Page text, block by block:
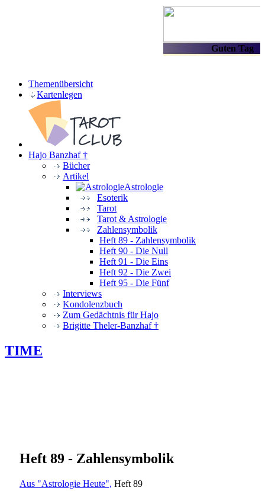
Themenübersicht
Kartenlegen
Hajo Banzhaf †
Bücher
Artikel
Astrologie
Esoterik
Tarot
Tarot & Astrologie
Zahlensymbolik
Heft 89 - Zahlensymbolik
Heft 90 - Die Null
Heft 91 - Die Eins
Heft 92 - Die Zwei
Heft 95 - Die Fünf
Interviews
Kondolenzbuch
Zum Gedächtnis für Hajo
Brigitte Theler-Banzhaf †
TIME
Heft 89 - Zahlensymbolik
Aus "Astrologie Heute", Heft 89